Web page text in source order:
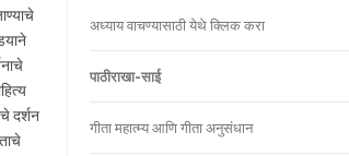
दर्शन
अध्याय वाचण्यासाठी येथे क्लिक करा
पाठीराखा-साई
गीता महात्म्य आणि गीता अनुसंधान